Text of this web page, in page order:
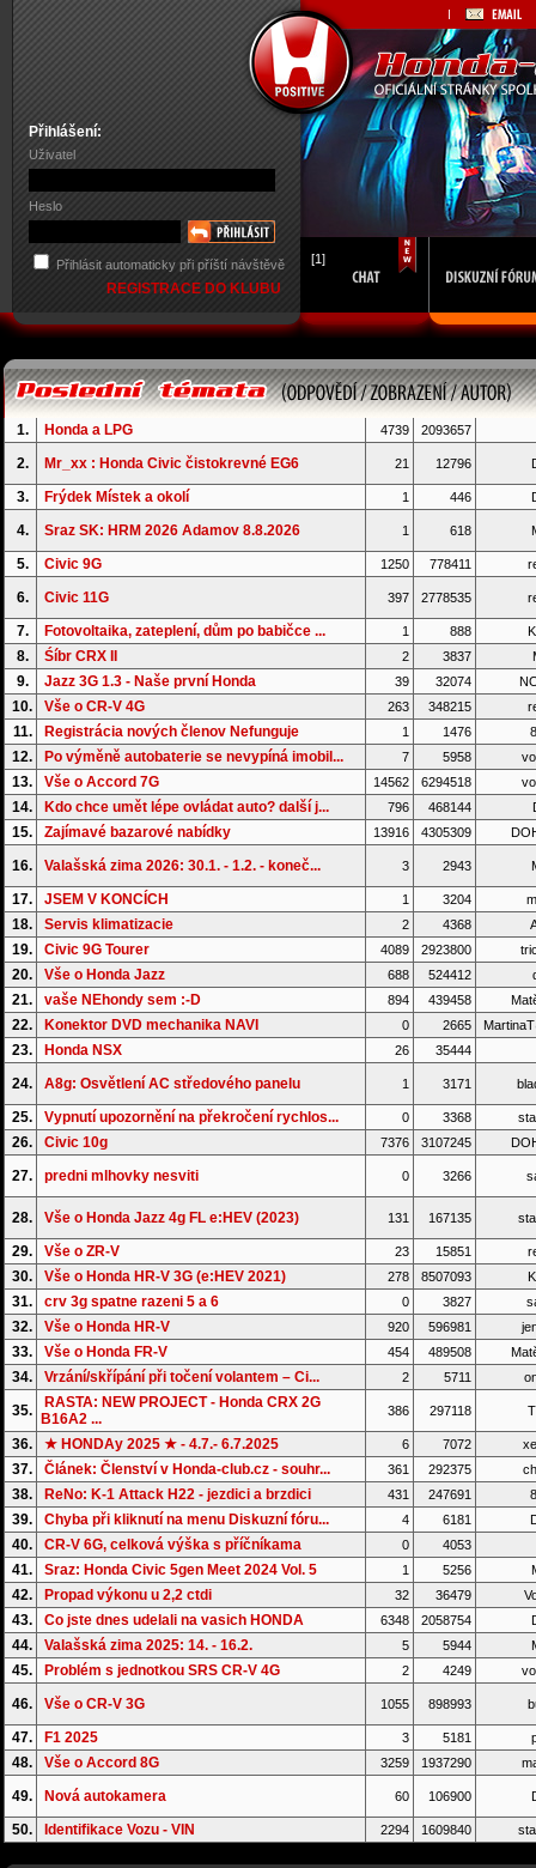
Přihlášení:
Uživatel
Heslo
Přihlásit automaticky při příští návštěvě
REGISTRACE DO KLUBU
[1]
1. Honda a LPG 4739 2093657
2. Mr_xx : Honda Civic čistokrevné EG6 21 12796
3. Frýdek Místek a okolí 1 446
4. Sraz SK: HRM 2026 Adamov 8.8.2026 1 618
5. Civic 9G 1250 778411
6. Civic 11G 397 2778535
7. Fotovoltaika, zateplení, dům po babičce ... 1 888
8. Śíbr CRX II 2 3837
9. Jazz 3G 1.3 - Naše první Honda 39 32074
10. Vše o CR-V 4G 263 348215
11. Registrácia nových členov Nefunguje 1 1476
12. Po výměně autobaterie se nevypíná imobil... 7 5958
13. Vše o Accord 7G 14562 6294518
14. Kdo chce umět lépe ovládat auto? další j... 796 468144
15. Zajímavé bazarové nabídky 13916 4305309
16. Valašská zima 2026: 30.1. - 1.2. - koneč... 3 2943
17. JSEM V KONCÍCH 1 3204
18. Servis klimatizacie 2 4368
19. Civic 9G Tourer 4089 2923800
20. Vše o Honda Jazz 688 524412
21. vaše NEhondy sem :-D 894 439458
22. Konektor DVD mechanika NAVI 0 2665
23. Honda NSX 26 35444
24. A8g: Osvětlení AC středového panelu 1 3171
25. Vypnutí upozornění na překročení rychlos... 0 3368
26. Civic 10g 7376 3107245
27. predni mlhovky nesviti 0 3266
28. Vše o Honda Jazz 4g FL e:HEV (2023) 131 167135
29. Vše o ZR-V 23 15851
30. Vše o Honda HR-V 3G (e:HEV 2021) 278 8507093
31. crv 3g spatne razeni 5 a 6 0 3827
32. Vše o Honda HR-V 920 596981
33. Vše o Honda FR-V 454 489508
34. Vrzání/skřípání při točení volantem – Ci... 2 5711
35.
RASTA: NEW PROJECT - Honda CRX 2G
B16A2 ...
386 297118
36. ★ HONDAy 2025 ★ - 4.7.- 6.7.2025 6 7072
37. Článek: Členství v Honda-club.cz - souhr... 361 292375
38. ReNo: K-1 Attack H22 - jezdici a brzdici 431 247691
39. Chyba při kliknutí na menu Diskuzní fóru... 4 6181
40. CR-V 6G, celková výška s příčníkama 0 4053
41. Sraz: Honda Civic 5gen Meet 2024 Vol. 5 1 5256
42. Propad výkonu u 2,2 ctdi 32 36479
43. Co jste dnes udelali na vasich HONDA 6348 2058754
44. Valašská zima 2025: 14. - 16.2. 5 5944
45. Problém s jednotkou SRS CR-V 4G 2 4249
46. Vše o CR-V 3G 1055 898993
47. F1 2025 3 5181
48. Vše o Accord 8G 3259 1937290
49. Nová autokamera 60 106900
50. Identifikace Vozu - VIN 2294 1609840